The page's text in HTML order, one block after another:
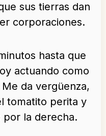
sus tierras dan
corporaciones.
hasta que
actuando como
da vergüenza,
tomatito perita y
la derecha.